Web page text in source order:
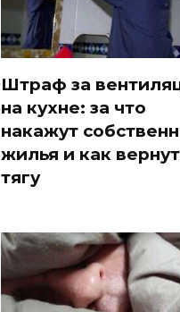
Штраф за
на кухне: за что
накажут
жилья и как
тягу